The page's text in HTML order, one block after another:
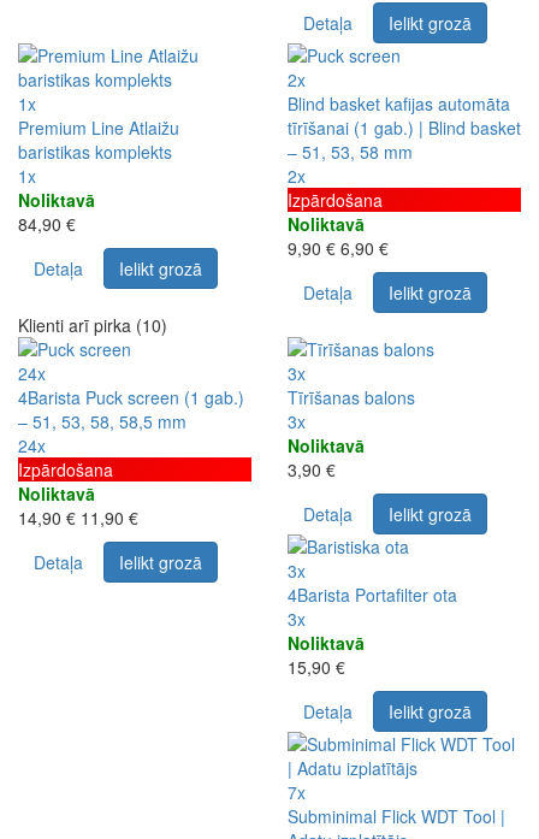
Detaļa
Ielikt grozā
1x
Premium Line Atlaižu
baristikas komplekts
1x
Noliktavā
84,90 €
Detaļa
Ielikt grozā
2x
Blind basket kafijas automāta
tīrīšanai (1 gab.) | Blind basket
– 51, 53, 58 mm
2x
Izpārdošana
Noliktavā
9,90 € 6,90 €
Detaļa
Ielikt grozā
Klienti arī pirka (10)
24x
4Barista Puck screen (1 gab.)
– 51, 53, 58, 58,5 mm
24x
Izpārdošana
Noliktavā
14,90 € 11,90 €
Detaļa
Ielikt grozā
3x
Tīrīšanas balons
3x
Noliktavā
3,90 €
Detaļa
Ielikt grozā
3x
4Barista Portafilter ota
3x
Noliktavā
15,90 €
Detaļa
Ielikt grozā
7x
Subminimal Flick WDT Tool |